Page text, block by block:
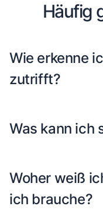
Häufig
Wie erkenne
zutrifft?
Was kann ich
Woher weiß
ich brauche?